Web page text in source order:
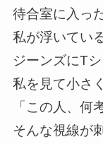
待合室に入っ
私が浮いてい
ジーンズにT
私を見て小さ
「この人、何
そんな視線が